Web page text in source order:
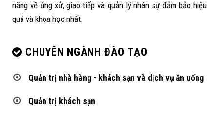
năng về ứng xử, giao tiếp và quản lý nhân sự đảm bảo hiệu
quả và khoa học nhất.
CHUYÊN NGÀNH ĐÀO TẠO
Quản trị nhà hàng - khách sạn và dịch vụ ăn uống
Quản trị khách sạn